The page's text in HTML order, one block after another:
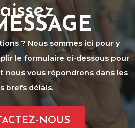
? Nous sommes ici pour y
le formulaire ci-dessous pour
nous vous répondrons dans les
brefs délais.
NOUS